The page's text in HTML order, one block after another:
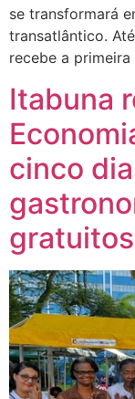
se transformará
transatlântico.
recebe a
Itabuna
cinco
gratuitos